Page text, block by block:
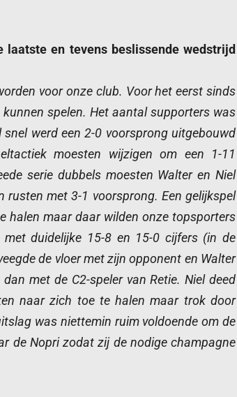
laatste en tevens beslissende wedstrijd
voor onze club. Voor het eerst sinds
spelen. Het aantal supporters was
werd een 2-0 voorsprong uitgebouwd
moesten wijzigen om een 1-11
serie dubbels moesten Walter en Niel
rusten met 3-1 voorsprong. Een gelijkspel
halen maar daar wilden onze topsporters
duidelijke 15-8 en 15-0 cijfers (in de
de vloer met zijn opponent en Walter
met de C2-speler van Retie. Niel deed
naar zich toe te halen maar trok door
was niettemin ruim voldoende om de
de Nopri zodat zij de nodige champagne